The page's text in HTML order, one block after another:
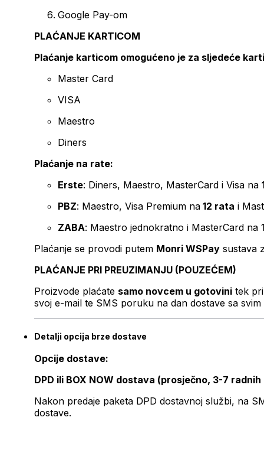
Google Pay-om
PLAĆANJE KARTICOM
Plaćanje karticom omogućeno je za sljedeće
Master Card
VISA
Maestro
Diners
Plaćanje na rate:
Erste: Diners, Maestro, MasterCard i Visa na
PBZ: Maestro, Visa Premium na 12 rata i
ZABA: Maestro jednokratno i MasterCard na
Plaćanje se provodi putem Monri WSPay sustava
PLAĆANJE PRI PREUZIMANJU (POUZEĆEM)
Proizvode plaćate samo novcem u gotovini tek
svoj e-mail te SMS poruku na dan dostave sa svim
Detalji opcija brze dostave
Opcije dostave:
DPD ili BOX NOW dostava (prosječno, 3-7 radnih
Nakon predaje paketa DPD dostavnoj službi, na
dostave.